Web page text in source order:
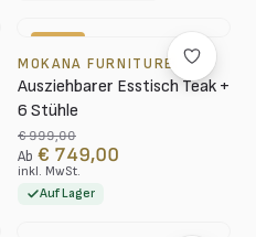
MOKANA FURNITURE
Ausziehbarer Esstisch Teak +
6 Stühle
€ 999,00
Ab € 749,00
inkl. MwSt.
Auf Lager